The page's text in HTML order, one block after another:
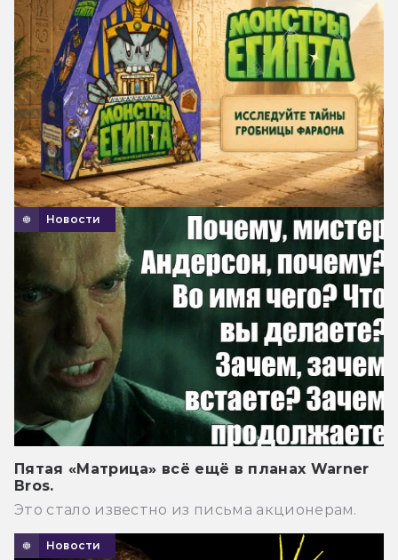
Новости
Пятая «Матрица» всё ещё в планах Warner
Bros.
Это стало известно из письма акционерам.
Новости